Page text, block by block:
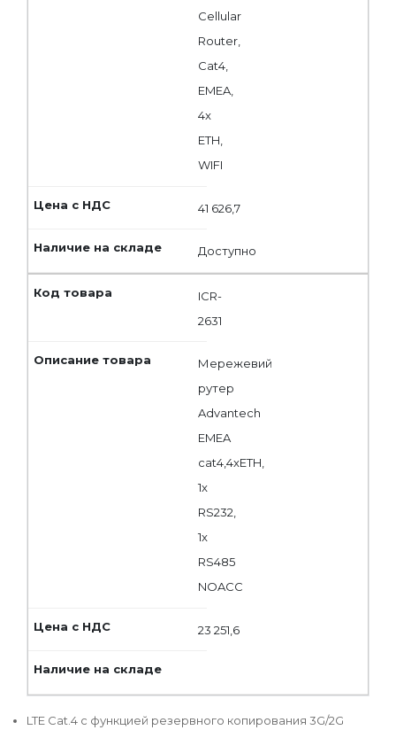
Cellular
Router,
Cat4,
EMEA,
4x
ETH,
WIFI
41 626,7
Доступно
ICR-
2631
Мережевий
рутер
Advantech
EMEA
cat4,4xETH,
1x
RS232,
1x
RS485
NOACC
23 251,6
LTE Cat.4 с функцией резервного копирования 3G/2G